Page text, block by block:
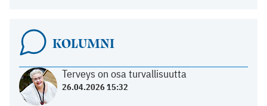
KOLUMNI
Terveys on osa turvallisuutta
26.04.2026 15:32